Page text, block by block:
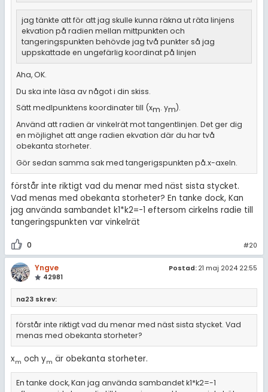
jag tänkte att för att jag skulle kunna räkna ut räta linjens
ekvation på radien mellan mittpunkten och
tangeringspunkten behövde jag två punkter så jag
uppskattade en ungefärlig koordinat på linjen
Aha, OK.
Du ska inte läsa av något i din skiss.
Sätt medlpunktens koordinater till (xm. ym).
Använd att radien är vinkelrät mot tangentlinjen. Det ger dig
en möjlighet att ange radien ekvation där du har två
obekanta storheter.
Gör sedan samma sak med tangerigspunkten på.x-axeln.
förstår inte riktigt vad du menar med näst sista stycket.
Vad menas med obekanta storheter? En tanke dock, Kan
jag använda sambandet k1*k2=-1 eftersom cirkelns radie till
tangeringspunkten var vinkelrät
0 #20
Yngve
42981
Postad: 21 maj 2024 22:55
na23 skrev:
förstår inte riktigt vad du menar med näst sista stycket. Vad
menas med obekanta storheter?
xm och ym är obekanta storheter.
En tanke dock, Kan jag använda sambandet k1*k2=-1